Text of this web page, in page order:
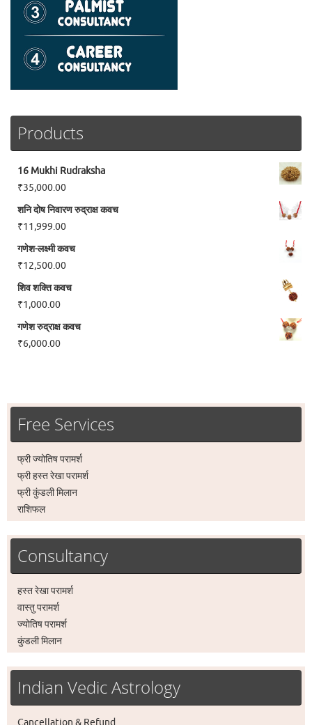
Products
16 Mukhi Rudraksha
₹35,000.00
शनि दोष निवारण रुद्राक्ष कवच
₹11,999.00
गणेश-लक्ष्मी कवच
₹12,500.00
शिव शक्ति कवच
₹1,000.00
गणेश रुद्राक्ष कवच
₹6,000.00
Free Services
फ्री ज्योतिष परामर्श
फ्री हस्त रेखा परामर्श
फ्री कुंडली मिलान
राशिफल
Consultancy
हस्त रेखा परामर्श
वास्तु परामर्श
ज्योतिष परामर्श
कुंडली मिलान
Indian Vedic Astrology
Cancellation & Refund